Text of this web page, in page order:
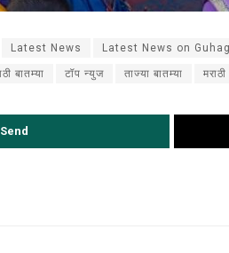
Latest News Latest News on
बातम्या टॉप न्युज ताज्या बातम्या
Send